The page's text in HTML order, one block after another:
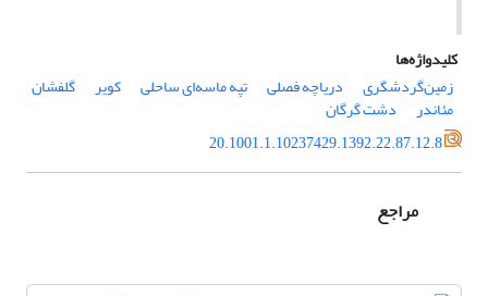
کلیدواژه‌ها
زمین‌گردشگری
دریاچه فصلی تپه ماسه‌ای ساحلی کویر گلفشان
مئاندر
دشت گرگان
20.1001.1.10237429.1392.22.87.12.8
مراجع